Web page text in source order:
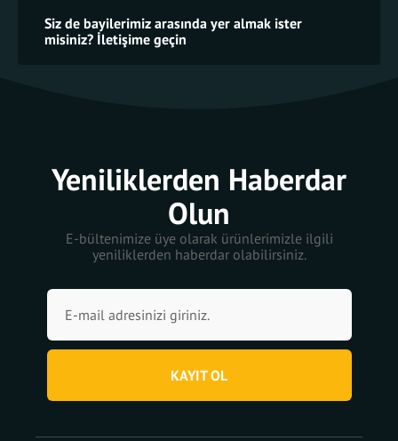
Siz de bayilerimiz arasında yer almak ister
misiniz? İletişime geçin
Yeniliklerden Haberdar
Olun
E-bültenimize üye olarak ürünlerimizle ilgili
yeniliklerden haberdar olabilirsiniz.
KAYIT OL